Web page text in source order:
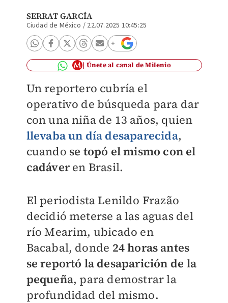
SERRAT GARCÍA
Ciudad de México / 22.07.2025 10:45:25
Únete al canal de Milenio
Un reportero cubría el
operativo de búsqueda para dar
con una niña de 13 años, quien
llevaba un día desaparecida,
cuando se topó el mismo con el
cadáveren Brasil.
El periodista Lenildo Frazão
decidió meterse a las aguas del
río Mearim, ubicado en
Bacabal, donde 24 horas antes
se reportó la desaparición de la
pequeña, para demostrar la
profundidad del mismo.